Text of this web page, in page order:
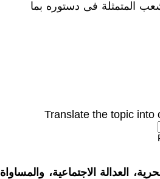
المتمثلة فى دستوره بما
Translate the topic into
العدالة الاجتماعية، والمساواة